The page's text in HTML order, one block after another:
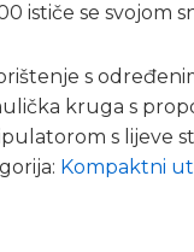
ističe se svojom
s
kruga s
s lijeve
Kompaktni